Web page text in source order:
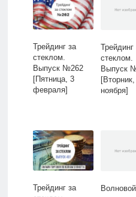
Трейдинг за
стеклом.
Выпуск №262
[Пятница, 3
февраля]
Трейдинг
стеклом.
Выпуск
ноября]
Трейдинг за
Волновой